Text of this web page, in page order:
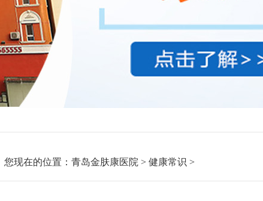
您现在的位置： 青岛金肤康医院 > 健康常识 >